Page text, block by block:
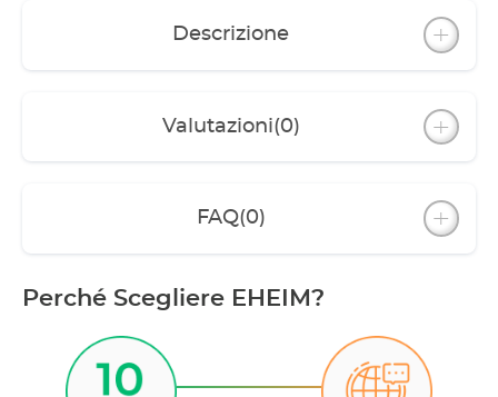
Descrizione
Valutazioni(0)
FAQ(0)
Perché Scegliere EHEIM?